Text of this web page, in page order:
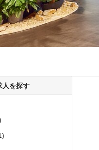
人を探す